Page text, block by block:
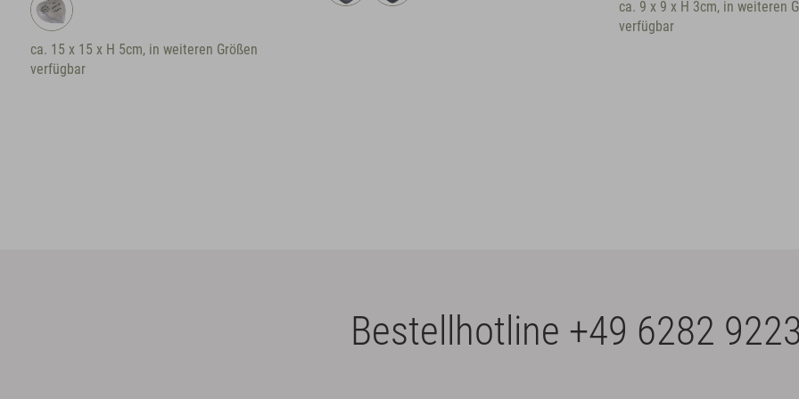
ca. 15 x 15 x H 5cm, in weiteren Größen
verfügbar
ca. 9 x 9 x H 3cm, in weiteren
verfügbar
Bestellhotline +49 6282